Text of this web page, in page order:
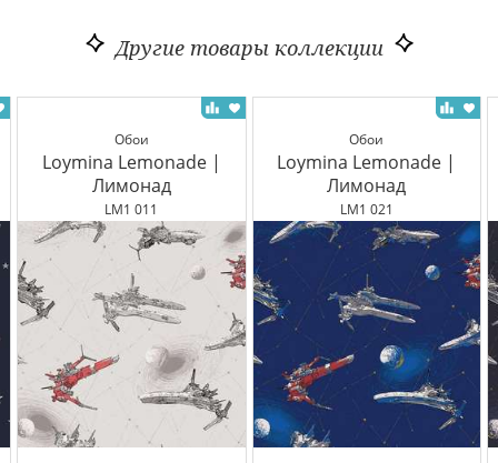
Другие товары коллекции
Обои
Loymina Lemonade |
Лимонад
LM1 011
Обои
Loymina Lemonade |
Лимонад
LM1 021